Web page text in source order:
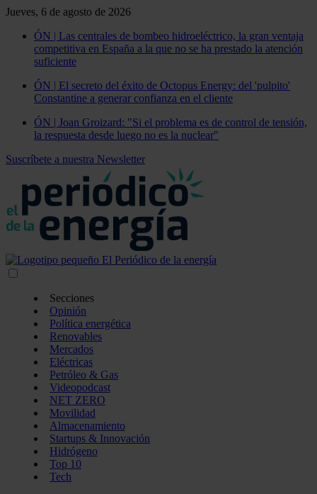
Jueves, 6 de agosto de 2026
ÓN | Las centrales de bombeo hidroeléctrico, la gran ventaja
competitiva en España a la que no se ha prestado la atención
suficiente
ÓN | El secreto del éxito de Octopus Energy: del 'pulpito'
Constantine a generar confianza en el cliente
ÓN | Joan Groizard: "Si el problema es de control de tensión,
la respuesta desde luego no es la nuclear"
Suscríbete a nuestra Newsletter
Secciones
Opinión
Política energética
Renovables
Mercados
Eléctricas
Petróleo & Gas
Videopodcast
NET ZERO
Movilidad
Almacenamiento
Startups & Innovación
Hidrógeno
Top 10
Tech